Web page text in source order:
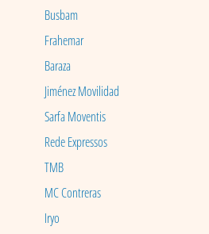
Busbam
Frahemar
Baraza
Jiménez Movilidad
Sarfa Moventis
Rede Expressos
TMB
MC Contreras
Iryo